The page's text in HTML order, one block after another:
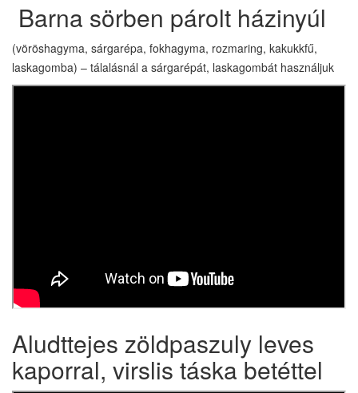
Barna sörben párolt házinyúl
(vöröshagyma, sárgarépa, fokhagyma, rozmaring, kakukkfű,
laskagomba) – tálalásnál a sárgarépát, laskagombát használjuk
Aludttejes zöldpaszuly leves
kaporral, virslis táska betéttel